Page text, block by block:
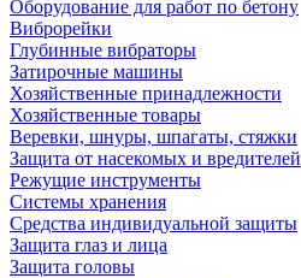
Оборудование для работ по бетону
Виброрейки
Глубинные вибраторы
Затирочные машины
Хозяйственные принадлежности
Хозяйственные товары
Веревки, шнуры, шпагаты, стяжки
Защита от насекомых и вредителей
Режущие инструменты
Системы хранения
Средства индивидуальной защиты
Защита глаз и лица
Защита головы